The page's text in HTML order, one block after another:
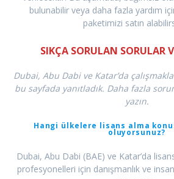
bulunabilir veya daha fazla yardım
paketimizi satın
SIKÇA SORULAN SORULAR
Dubai, Abu Dabi ve Katar’da
bu sayfada yanıtladık. Daha fazla
yazın.
Hangi ülkelere lisans alma
oluyorsunuz?
Dubai, Abu Dabi (BAE) ve Katar’da
profesyonelleri için danışmanlık ve